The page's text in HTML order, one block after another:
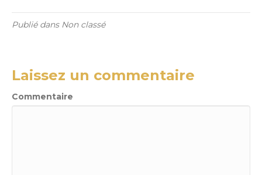
Publié dans Non classé
Laissez un commentaire
Commentaire